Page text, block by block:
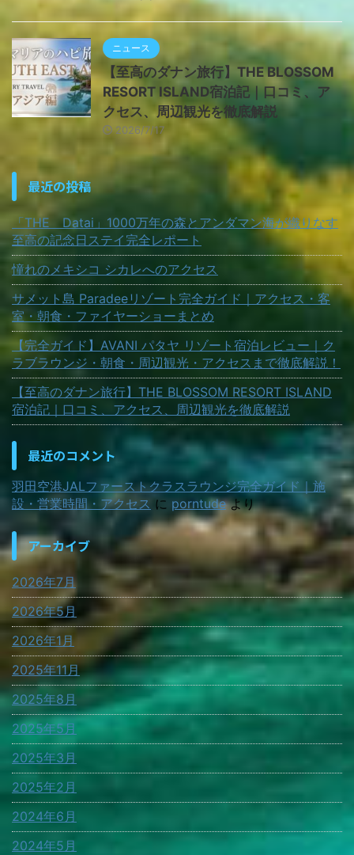
ニュース
【至高のダナン旅行】THE BLOSSOM
RESORT ISLAND宿泊記｜口コミ、ア
クセス、周辺観光を徹底解説
2026/7/17
最近の投稿
「THE Datai」1000万年の森とアンダマン海が織りなす
至高の記念日ステイ完全レポート
憧れのメキシコ シカレへのアクセス
サメット島 Paradeeリゾート完全ガイド｜アクセス・客
室・朝食・ファイヤーショーまとめ
【完全ガイド】AVANI パタヤ リゾート宿泊レビュー｜ク
ラブラウンジ・朝食・周辺観光・アクセスまで徹底解説！
【至高のダナン旅行】THE BLOSSOM RESORT ISLAND
宿泊記｜口コミ、アクセス、周辺観光を徹底解説
最近のコメント
羽田空港JALファーストクラスラウンジ完全ガイド｜施
設・営業時間・アクセス に porntudeより
アーカイブ
2026年7月
2026年5月
2026年1月
2025年11月
2025年8月
2025年5月
2025年3月
2025年2月
2024年6月
2024年5月